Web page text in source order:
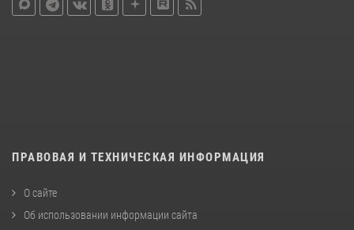
ПРАВОВАЯ И ТЕХНИЧЕСКАЯ ИНФОРМАЦИЯ
О сайте
Об использовании информации сайта